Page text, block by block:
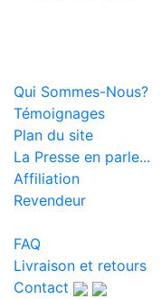
Qui Sommes-Nous?
Témoignages
Plan du site
La Presse en parle...
Affiliation
Revendeur
FAQ
Livraison et retours
Contact